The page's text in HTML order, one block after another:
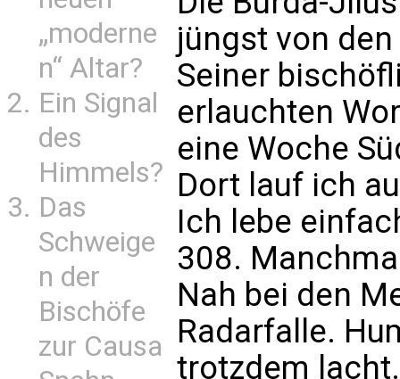
„moderne
n“ Altar?
Ein Signal
des
Himmels?
Das
Schweige
n der
Bischöfe
zur Causa
jüngst von
Seiner
erlauchten
eine Woche
Dort lauf ich
Ich lebe
308.
Nah bei den
Radarfalle.
trotzdem lacht.